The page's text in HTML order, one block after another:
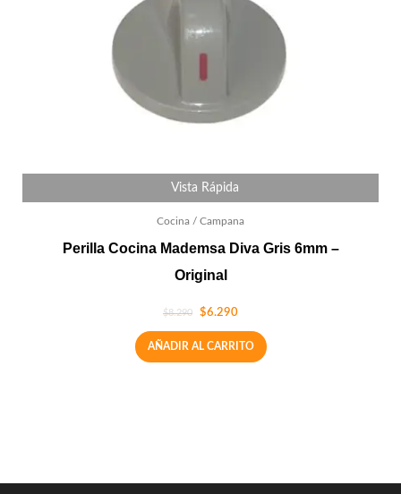
Vista Rápida
Cocina / Campana
Perilla Cocina Mademsa Diva Gris 6mm –
Original
$8.290 $6.290
AÑADIR AL CARRITO